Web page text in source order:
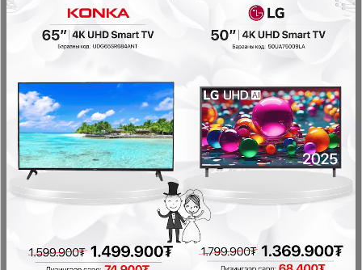
Zilan8733 сахлын машин
Гоо сайхны цахилгаан бараа
55,900₮